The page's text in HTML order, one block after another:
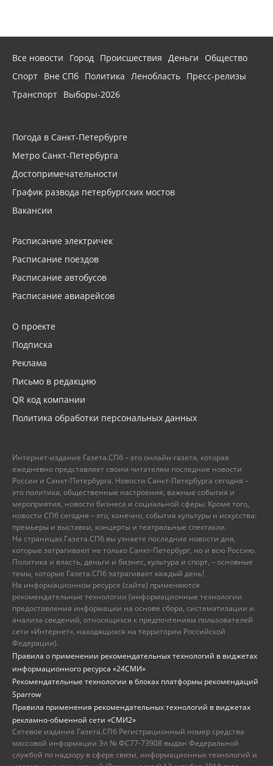
Все новости Город Происшествия Деньги
Общество
Спорт Вне СПб Политика Ленобласть Пресс-релизы
Транспорт Выборы-2026
Погода в Санкт-Петербурге
Метро Санкт-Петербурга
Достопримечательности
График развода петербургских мостов
Вакансии
Расписание электричек
Расписание поездов
Расписание автобусов
Расписание авиарейсов
О проекте
Подписка
Реклама
Письмо в редакцию
QR код компании
Политика обработки персональных данных
Интернет-издание Газета.СПб – это онлайн-газета, которая
ежедневно представляет своим читателям последние новости
России и Санкт-Петербурга. Новости Санкт-Петербурга сегодня –
это политика, общественные настроения, важные события и
мероприятия, новости бизнеса и социальной сферы. Кроме того,
новости СПб сегодня – это, конечно, события культуры и искусства:
премьеры и выставки, концерты и театральные спектакли.
На страницах Газета.СПб вы узнаете последние новости дня,
которые затрагивают не только Санкт-Петербург, но и всю Россию.
Политика и власть, деньги и бизнес, культура и спорт, – основные
темы, которые Газета.СПб затрагивает каждый день!
На информационном ресурсе (сайте) применяются
рекомендательные технологии (информационные технологии
предоставления информации на основе сбора, систематизации и
анализа сведений, относящихся к предпочтениям пользователей
сети «Интернет», находящихся на территории Российской
Федерации).
Правила о применении рекомендательных технологий в виджетах
информационного ресурса «24СМИ»
Рекомендательные технологии в блоках платформы рекомендаций
Sparrow
Правила применения рекомендательных технологий в виджетах
рекламно-обменной сети «СМИ2»
Сетевое издание Газета.СПб Регистрационный номер средства
массовой информации Эл № ФС77-73908 выдан Федеральной
службой по надзору в сфере связи, информационных технологий и